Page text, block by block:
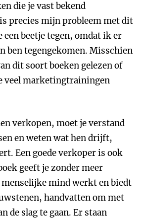
die je vast bekend
precies mijn probleem met dit
een beetje tegen, omdat ik er
ben tegengekomen. Misschien
dit soort boeken gelezen of
veel marketingtrainingen
verkopen, moet je verstand
en weten wat hen drijft,
Een goede verkoper is ook
geeft je zonder meer
mind werkt en biedt
handvatten om met
de slag te gaan. Er staan